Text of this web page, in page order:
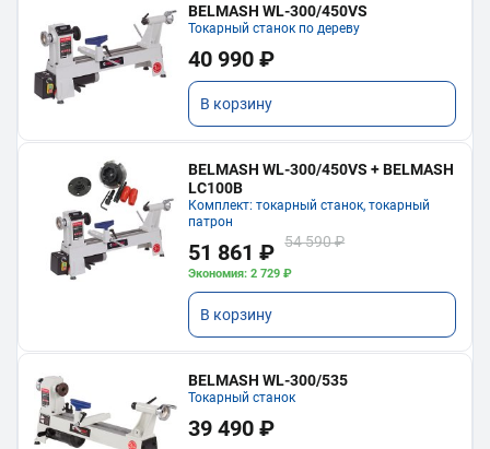
BELMASH WL-300/450VS
Токарный станок по дереву
40 990 ₽
В корзину
BELMASH WL-300/450VS + BELMASH
LC100B
Комплект: токарный станок, токарный
патрон
51 861 ₽ 54 590 ₽
Экономия: 2 729 ₽
В корзину
BELMASH WL-300/535
Токарный станок
39 490 ₽